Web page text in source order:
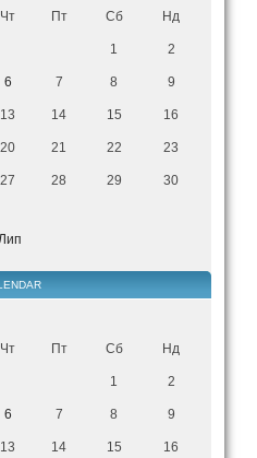
Чт Пт Сб Нд
1 2
6 7 8 9
13 14 15 16
20 21 22 23
27 28 29 30
Чт Пт Сб Нд
1 2
6 7 8 9
13 14 15 16